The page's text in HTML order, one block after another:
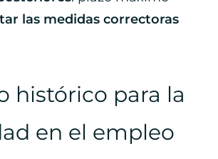
las medidas correctoras
histórico para la
en el empleo